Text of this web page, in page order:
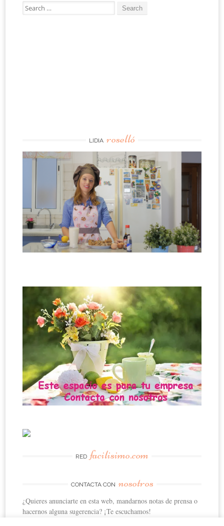
Search
for:
LIDIA roselló
RED facilisimo.com
CONTACTA CON nosotros
¿Quieres anunciarte en esta web, mandarnos notas de prensa o
hacernos alguna sugerencia? ¡Te escuchamos!